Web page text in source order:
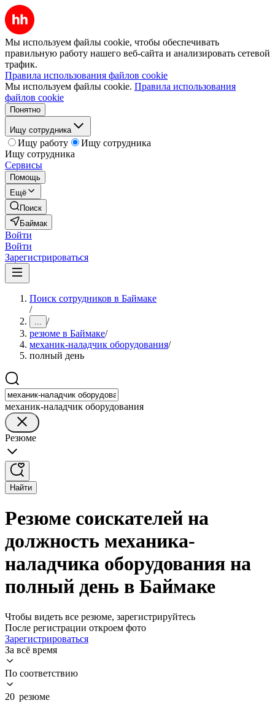
Мы используем файлы cookie, чтобы обеспечивать
правильную работу нашего веб-сайта и анализировать сетевой
трафик.
Правила использования файлов cookie
Мы используем файлы cookie. Правила использования
файлов cookie
Понятно
Ищу сотрудника
Ищу работу
Ищу сотрудника
Ищу сотрудника
Сервисы
Помощь
Ещё
Поиск
Баймак
Войти
Войти
Зарегистрироваться
Поиск сотрудников в Баймаке
/
... /
резюме в Баймаке/
механик-наладчик оборудования/
полный день
механик-наладчик оборудования
Резюме
Найти
Резюме соискателей на
должность механика-
наладчика оборудования на
полный день в Баймаке
Чтобы видеть все резюме, зарегистрируйтесь
После регистрации откроем фото
Зарегистрироваться
За всё время
По соответствию
20 резюме